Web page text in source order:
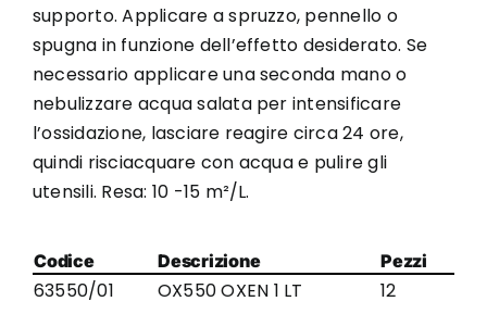
supporto. Applicare a spruzzo, pennello o
spugna in funzione dell’effetto desiderato. Se
necessario applicare una seconda mano o
nebulizzare acqua salata per intensificare
l’ossidazione, lasciare reagire circa 24 ore,
quindi risciacquare con acqua e pulire gli
utensili. Resa: 10 -15 m²/L.
Codice Descrizione Pezzi
63550/01 OX550 OXEN 1 LT 12